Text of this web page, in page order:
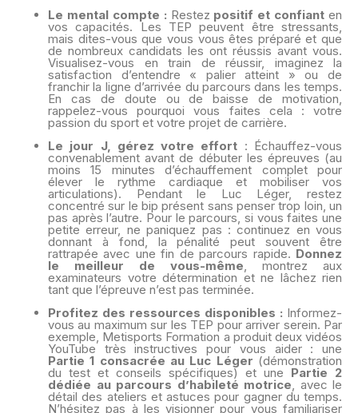
Le mental compte : Restez positif et confiant en
vos capacités. Les TEP peuvent être stressants,
mais dites-vous que vous vous êtes préparé et que
de nombreux candidats les ont réussis avant vous.
Visualisez-vous en train de réussir, imaginez la
satisfaction d’entendre « palier atteint » ou de
franchir la ligne d’arrivée du parcours dans les temps.
En cas de doute ou de baisse de motivation,
rappelez-vous pourquoi vous faites cela : votre
passion du sport et votre projet de carrière.
Le jour J, gérez votre effort : Échauffez-vous
convenablement avant de débuter les épreuves (au
moins 15 minutes d’échauffement complet pour
élever le rythme cardiaque et mobiliser vos
articulations). Pendant le Luc Léger, restez
concentré sur le bip présent sans penser trop loin, un
pas après l’autre. Pour le parcours, si vous faites une
petite erreur, ne paniquez pas : continuez en vous
donnant à fond, la pénalité peut souvent être
rattrapée avec une fin de parcours rapide. Donnez
le meilleur de vous-même, montrez aux
examinateurs votre détermination et ne lâchez rien
tant que l’épreuve n’est pas terminée.
Profitez des ressources disponibles : Informez-
vous au maximum sur les TEP pour arriver serein. Par
exemple, Metisports Formation a produit deux vidéos
YouTube très instructives pour vous aider : une
Partie 1 consacrée au Luc Léger (démonstration
du test et conseils spécifiques) et une Partie 2
dédiée au parcours d’habileté motrice, avec le
détail des ateliers et astuces pour gagner du temps.
N’hésitez pas à les visionner pour vous familiariser